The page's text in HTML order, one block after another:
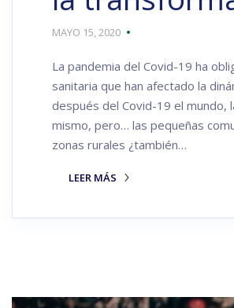
MAYO 15, 2020
La pandemia del Covid-19 ha
sanitaria que han afectado la
después del Covid-19 el mundo,
mismo, pero… las pequeñas
zonas rurales ¿también…
LEER MÁS